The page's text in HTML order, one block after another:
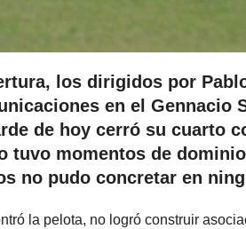
los dirigidos por
en el Gennacio
de hoy cerró su cuarto
tuvo momentos de
no pudo concretar en
la pelota, no logró construir